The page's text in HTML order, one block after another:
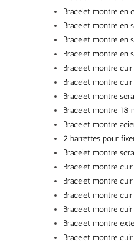
Bracelet montre en
Bracelet montre en
Bracelet montre en
Bracelet montre en
Bracelet montre
Bracelet montre
Bracelet montre
Bracelet montre 18
Bracelet montre
2 barrettes pour
Bracelet montre
Bracelet montre
Bracelet montre
Bracelet montre
Bracelet montre
Bracelet montre
Bracelet montre